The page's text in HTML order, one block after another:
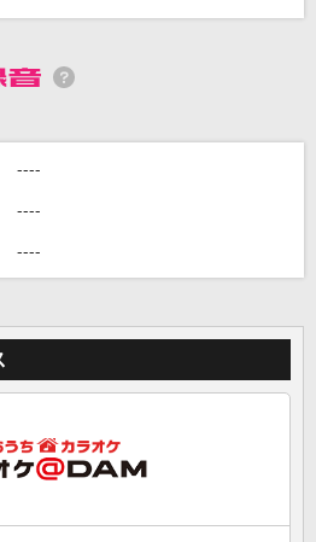
登録・ログインして
と一緒に！練習にも！
----
----
----